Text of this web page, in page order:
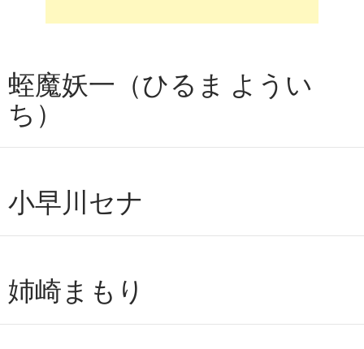
蛭魔妖一（ひるま ようい
ち）
小早川セナ
姉崎まもり